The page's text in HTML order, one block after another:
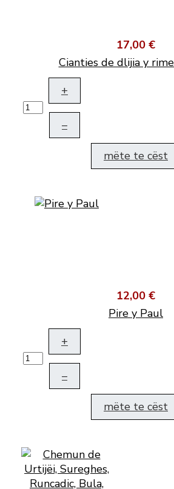
17,00 €
Cianties de dlijia y
+
–
mëte te cëst
12,00 €
Pire y Paul
+
–
mëte te cëst